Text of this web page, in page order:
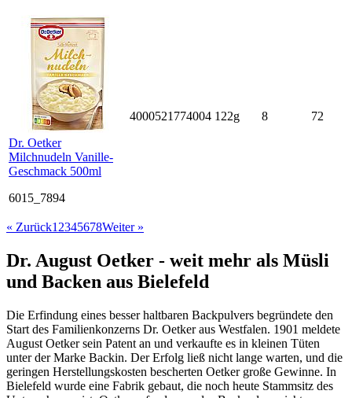
Dr. Oetker
Milchnudeln Vanille-
Geschmack 500ml
6015_7894
4000521774004 122g 8 72
« Zurück12345678Weiter »
Dr. August Oetker - weit mehr als Müsli
und Backen aus Bielefeld
Die Erfindung eines besser haltbaren Backpulvers begründete den
Start des Familienkonzerns Dr. Oetker aus Westfalen. 1901 meldete
August Oetker sein Patent an und verkaufte es in kleinen Tüten
unter der Marke Backin. Der Erfolg ließ nicht lange warten, und die
geringen Herstellungskosten bescherten Oetker große Gewinne. In
Bielefeld wurde eine Fabrik gebaut, die noch heute Stammsitz des